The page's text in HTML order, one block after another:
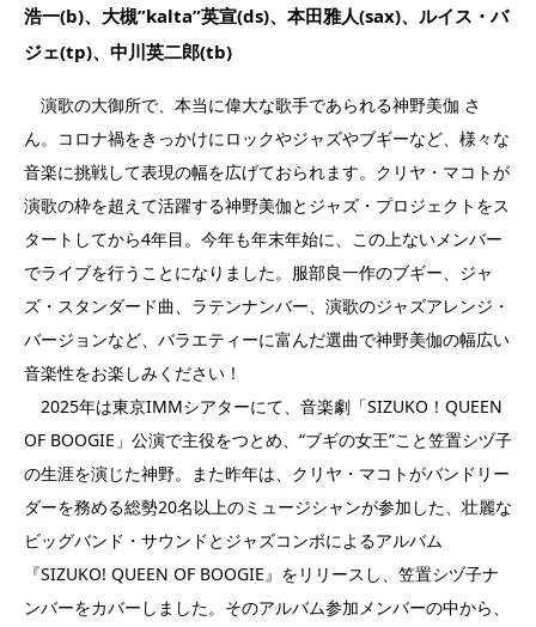
浩一(b)、大槻”kalta”英宣(ds)、本田雅人(sax)、ルイス・バ
ジェ(tp)、中川英二郎(tb)
演歌の大御所で、本当に偉大な歌手であられる神野美伽 さ
ん。コロナ禍をきっかけにロックやジャズやブギーなど、様々な
音楽に挑戦して表現の幅を広げておられます。クリヤ・マコトが
演歌の枠を超えて活躍する神野美伽とジャズ・プロジェクトをス
タートしてから4年目。今年も年末年始に、この上ないメンバー
でライブを行うことになりました。服部良一作のブギー、ジャ
ズ・スタンダード曲、ラテンナンバー、演歌のジャズアレンジ・
バージョンなど、バラエティーに富んだ選曲で神野美伽の幅広い
音楽性をお楽しみください！
2025年は東京IMMシアターにて、音楽劇「SIZUKO！QUEEN
OF BOOGIE」公演で主役をつとめ、“ブギの女王”こと笠置シヅ子
の生涯を演じた神野。また昨年は、クリヤ・マコトがバンドリー
ダーを務める総勢20名以上のミュージシャンが参加した、壮麗な
ビッグバンド・サウンドとジャズコンボによるアルバム
『SIZUKO! QUEEN OF BOOGIE』をリリースし、笠置シヅ子ナ
ンバーをカバーしました。そのアルバム参加メンバーの中から、